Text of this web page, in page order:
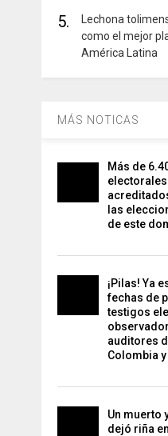
5.
Lechona
como el mejor
América Latina
MÁS NOTICAS
Más de
las
de este
¡Pilas! Ya
fechas de
testigos
auditores
Colombia
Un muerto
dejó riña